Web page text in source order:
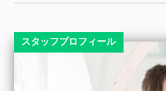
スタッフプロフィール